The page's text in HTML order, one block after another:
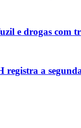
e drogas com
registra a